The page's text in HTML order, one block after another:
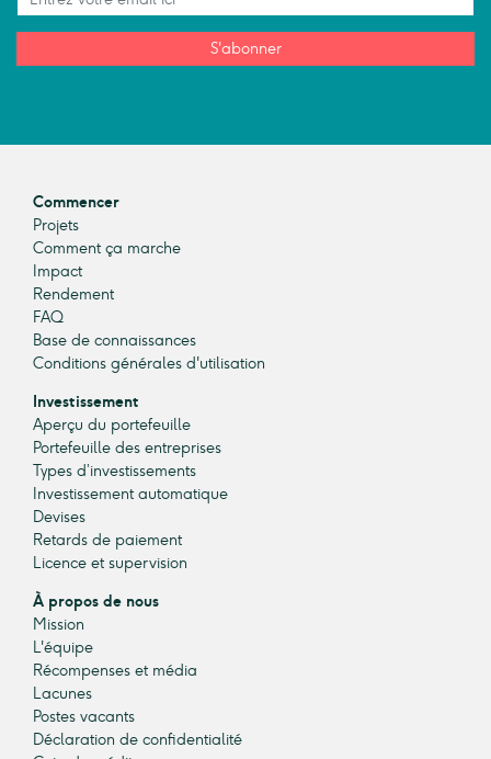
S'abonner
Commencer
Projets
Comment ça marche
Impact
Rendement
FAQ
Base de connaissances
Conditions générales d'utilisation
Investissement
Aperçu du portefeuille
Portefeuille des entreprises
Types d’investissements
Investissement automatique
Devises
Retards de paiement
Licence et supervision
À propos de nous
Mission
L'équipe
Récompenses et média
Lacunes
Postes vacants
Déclaration de confidentialité